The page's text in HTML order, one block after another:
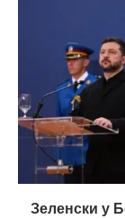
Зеленски у